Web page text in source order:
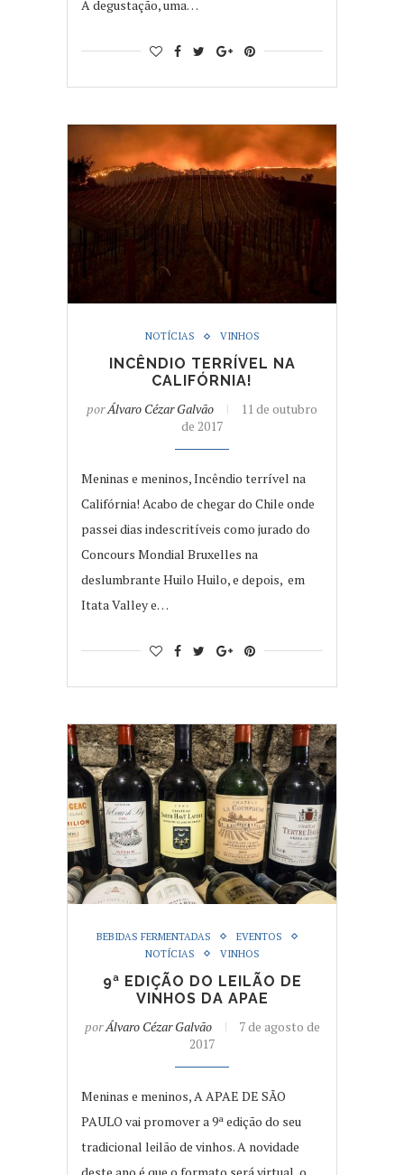
A degustação, uma…
NOTÍCIAS VINHOS
INCÊNDIO TERRÍVEL NA
CALIFÓRNIA!
porÁlvaro Cézar Galvão
11 de outubro
de 2017
Meninas e meninos, Incêndio terrível na
Califórnia! Acabo de chegar do Chile onde
passei dias indescritíveis como jurado do
Concours Mondial Bruxelles na
deslumbrante Huilo Huilo, e depois, em
Itata Valley e…
BEBIDAS FERMENTADAS
EVENTOS
NOTÍCIAS
VINHOS
9ª EDIÇÃO DO LEILÃO DE
VINHOS DA APAE
porÁlvaro Cézar Galvão
7 de agosto de
2017
Meninas e meninos, A APAE DE SÃO
PAULO vai promover a 9ª edição do seu
tradicional leilão de vinhos. A novidade